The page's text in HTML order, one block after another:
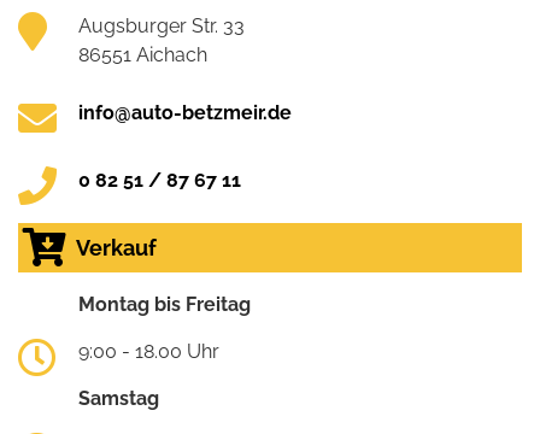
Augsburger Str. 33
86551 Aichach
info@auto-betzmeir.de
0 82 51 / 87 67 11
Verkauf
Montag bis Freitag
9:00 - 18.00 Uhr
Samstag